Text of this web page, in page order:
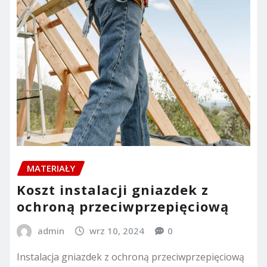
MATERIAŁY
Koszt instalacji gniazdek z
ochroną przeciwprzepięciową
admin wrz 10, 2024 0
Instalacja gniazdek z ochroną przeciwprzepięciową